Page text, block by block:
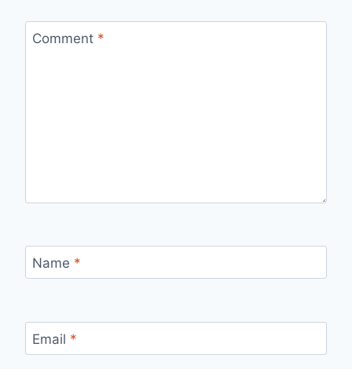
Comment *
Name *
Email *